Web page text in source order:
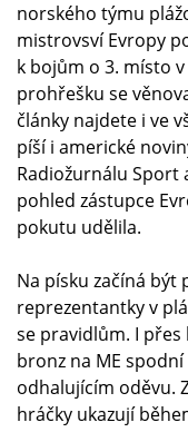
norského týmu
mistrovsví Evropy
k bojům o 3. místo
prohřešku se
články najdete i ve
píší i americké
Radiožurnálu Sport
pohled zástupce
pokutu udělila.
Na písku začíná
reprezentantky v
se pravidlům. I
bronz na ME
odhalujícím oděvu.
hráčky ukazují